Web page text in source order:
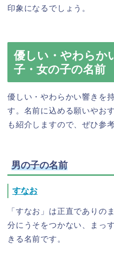
印象になるでしょう。
優しい・やわらか
子・女の子の名前
優しい・やわらかい響きを
す。名前に込める願いやお
も紹介しますので、ぜひ参
男の子の名前
すなお
「すなお」は正直でありの
分にうそをつかない、まっ
きる名前です。